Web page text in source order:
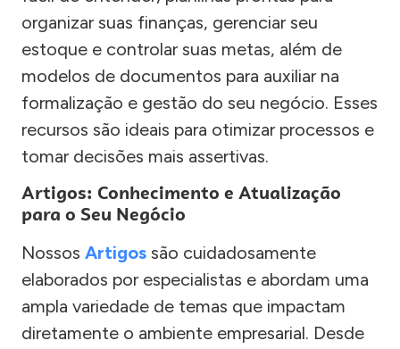
organizar suas finanças, gerenciar seu
estoque e controlar suas metas, além de
modelos de documentos para auxiliar na
formalização e gestão do seu negócio. Esses
recursos são ideais para otimizar processos e
tomar decisões mais assertivas.
Artigos: Conhecimento e Atualização
para o Seu Negócio
Nossos Artigos são cuidadosamente
elaborados por especialistas e abordam uma
ampla variedade de temas que impactam
diretamente o ambiente empresarial. Desde